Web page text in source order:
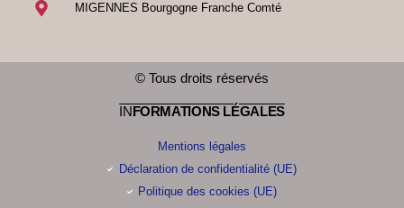
MIGENNES Bourgogne Franche Comté
© Tous droits réservés
INFORMATIONS LÉGALES
Mentions légales
Déclaration de confidentialité (UE)
Politique des cookies (UE)